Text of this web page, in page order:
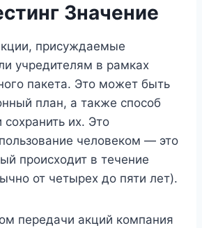
Значение
присуждаемые
учредителям в рамках
пакета. Это может быть
план, а также способ
сохранить их. Это
человеком — это
происходит в течение
от четырех до пяти лет).
передачи акций компания